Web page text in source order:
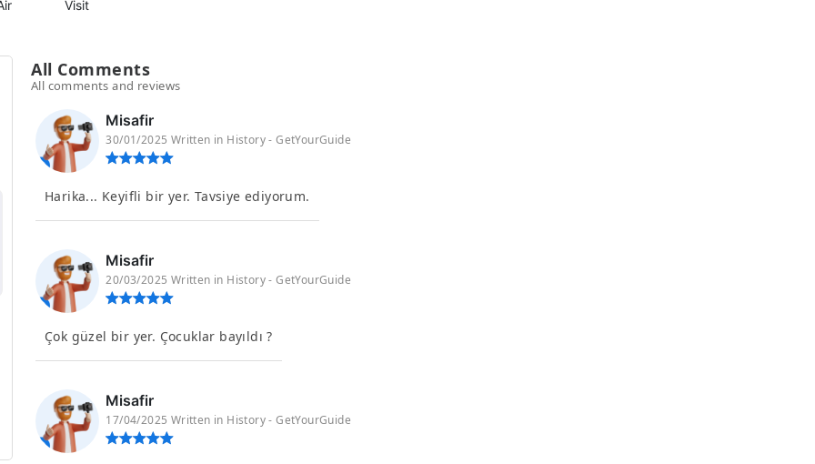
Visit
All Comments
All comments and reviews
Misafir
30/01/2025 Written in History - GetYourGuide
Harika... Keyifli bir yer. Tavsiye ediyorum.
Misafir
20/03/2025 Written in History - GetYourGuide
Çok güzel bir yer. Çocuklar bayıldı ?
Misafir
17/04/2025 Written in History - GetYourGuide